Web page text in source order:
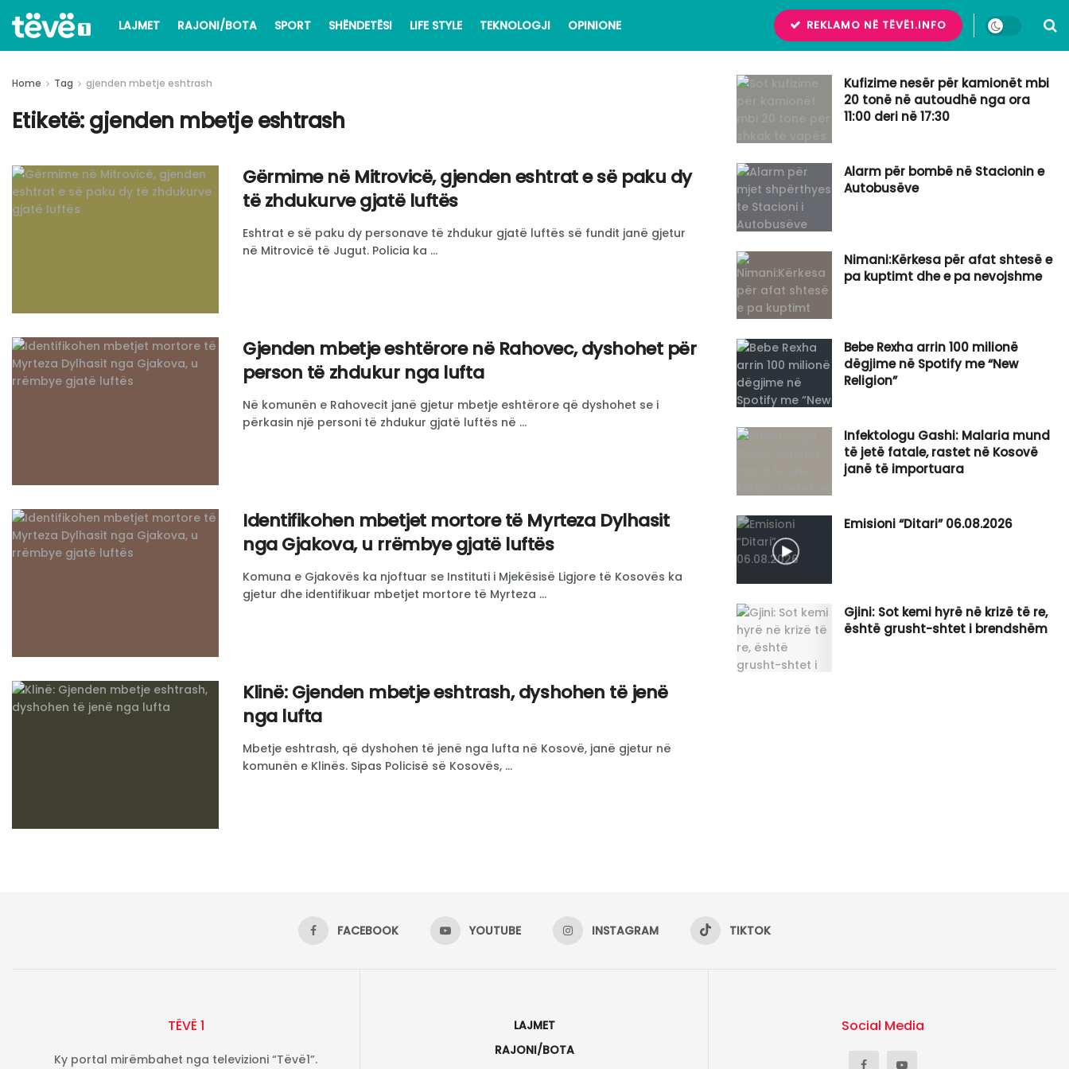
LAJMET RAJONI/BOTA SPORT SHËNDETËSI LIFE STYLE TEKNOLOGJI OPINIONE REKLAMO NË TËVË1.INFO
Home Tag gjenden mbetje eshtrash
Etiketë:gjenden mbetje eshtrash
Gërmime në Mitrovicë, gjenden eshtrat e së paku dy
të zhdukurve gjatë luftës
Eshtrat e së paku dy personave të zhdukur gjatë luftës së fundit janë gjetur
në Mitrovicë të Jugut. Policia ka ...
Gjenden mbetje eshtërore në Rahovec, dyshohet për
person të zhdukur nga lufta
Në komunën e Rahovecit janë gjetur mbetje eshtërore që dyshohet se i
përkasin një personi të zhdukur gjatë luftës në ...
Identifikohen mbetjet mortore të Myrteza Dylhasit
nga Gjakova, u rrëmbye gjatë luftës
Komuna e Gjakovës ka njoftuar se Instituti i Mjekësisë Ligjore të Kosovës ka
gjetur dhe identifikuar mbetjet mortore të Myrteza ...
Klinë: Gjenden mbetje eshtrash, dyshohen të jenë
nga lufta
Mbetje eshtrash, që dyshohen të jenë nga lufta në Kosovë, janë gjetur në
komunën e Klinës. Sipas Policisë së Kosovës, ...
Kufizime nesër për kamionët mbi
20 tonë në autoudhë nga ora
11:00 deri në 17:30
Alarm për bombë në Stacionin e
Autobusëve
Nimani:Kërkesa për afat shtesë e
pa kuptimt dhe e pa nevojshme
Bebe Rexha arrin 100 milionë
dëgjime në Spotify me “New
Religion”
Infektologu Gashi: Malaria mund
të jetë fatale, rastet në Kosovë
janë të importuara
Emisioni “Ditari” 06.08.2026
Gjini: Sot kemi hyrë në krizë të re,
është grusht-shtet i brendshëm
FACEBOOK YOUTUBE INSTAGRAM TIKTOK
TËVË 1
Ky portal mirëmbahet nga televizioni “Tëvë1”.
LAJMET
RAJONI/BOTA
Social Media